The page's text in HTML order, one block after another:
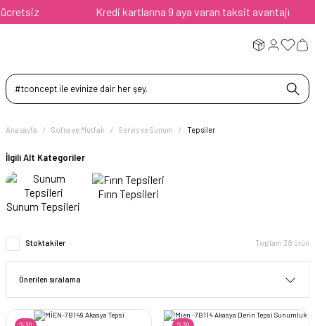
Kredi kartlarına 9 aya varan taksit avantajı
Anasayfa Sofra ve Mutfak Servis ve Sunum Tepsiler
İlgili Alt Kategoriler
Sunum Tepsileri
Fırın Tepsileri
Stoktakiler Toplam 38 ürün